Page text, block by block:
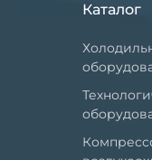
Каталог